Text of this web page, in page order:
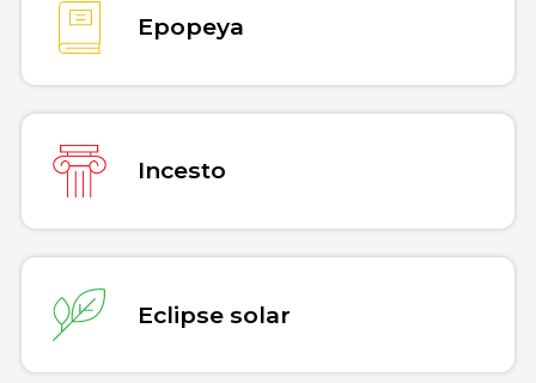
Epopeya
Incesto
Eclipse solar